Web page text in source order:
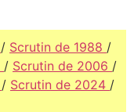
/ Scrutin de 1988 /
/ Scrutin de 2006 /
/ Scrutin de 2024 /